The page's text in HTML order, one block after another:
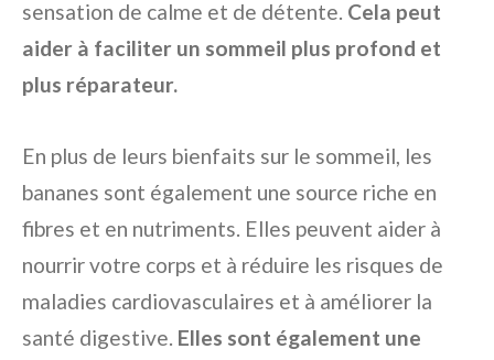
sensation de calme et de détente. Cela peut
aider à faciliter un sommeil plus profond et
plus réparateur.
En plus de leurs bienfaits sur le sommeil, les
bananes sont également une source riche en
fibres et en nutriments. Elles peuvent aider à
nourrir votre corps et à réduire les risques de
maladies cardiovasculaires et à améliorer la
santé digestive. Elles sont également une